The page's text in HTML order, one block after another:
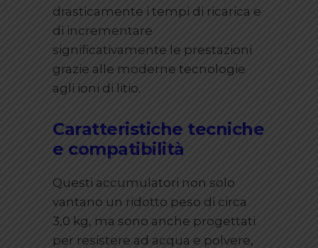
drasticamente i tempi di ricarica e
di incrementare
significativamente le prestazioni
grazie alle moderne tecnologie
agli ioni di litio.
Caratteristiche tecniche
e compatibilità
Questi accumulatori non solo
vantano un ridotto peso di circa
3,0 kg, ma sono anche progettati
per resistere ad acqua e polvere,